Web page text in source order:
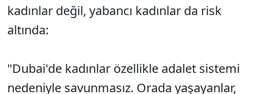
kadınlar değil, yabancı kadınlar da risk
altında:
"Dubai'de kadınlar özellikle adalet sistemi
nedeniyle savunmasız. Orada yaşayanlar,